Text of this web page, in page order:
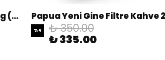
Honduras Filtre Kahve 250g (Öğütülmüş)
%4 ₺ 350.00
₺ 335.00